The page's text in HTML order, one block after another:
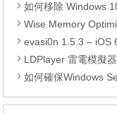
如何移除 Windows
Wise Memory
evasi0n 1.5.3 – iOS
LDPlayer 雷電模擬器
如何確保Windows